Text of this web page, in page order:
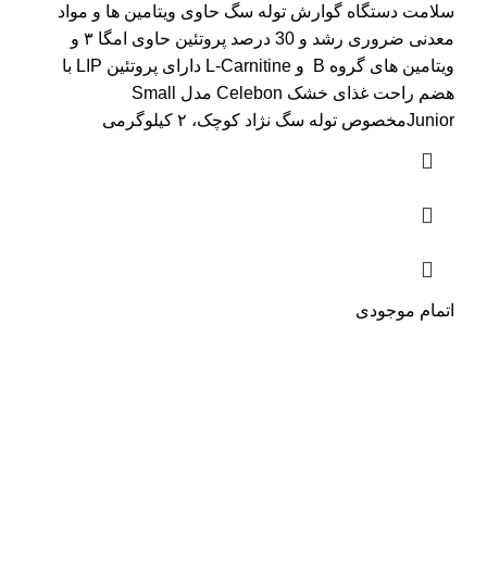
سلامت دستگاه گوارش توله سگ حاوی ویتامین ها و مواد
معدنی ضروری رشد و 30 درصد پروتئین حاوی امگا ۳ و
ویتامین های گروه B و L-Carnitine دارای پروتئین LIP با
هضم راحت غذای خشک Celebon مدل Small
Juniorمخصوص توله سگ نژاد کوچک، ۲ کیلوگرمی
اتمام موجودی